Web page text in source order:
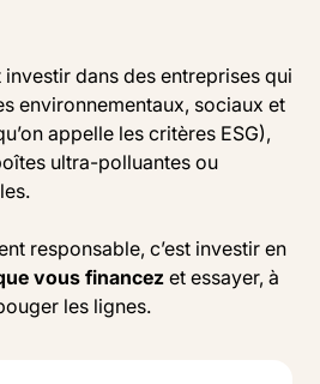
investir dans des entreprises qui
environnementaux, sociaux et
appelle les critères ESG),
ultra-polluantes ou
responsable, c’est investir en
vous financezet essayer, à
les lignes.